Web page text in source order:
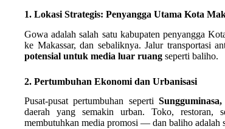
1. Lokasi Strategis: Penyangga Utama Kota
Gowa adalah salah satu kabupaten penyangga
ke Makassar, dan sebaliknya. Jalur transportasi
potensial untuk media luar ruang seperti baliho.
2. Pertumbuhan Ekonomi dan Urbanisasi
Pusat-pusat pertumbuhan seperti
daerah yang semakin urban. Toko, restoran,
membutuhkan media promosi — dan baliho adalah